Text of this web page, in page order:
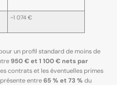
~1 074 €
un profil standard de moins de
950 € et 1 100 € nets par
contrats et les éventuelles primes
entre65 % et 73 % du